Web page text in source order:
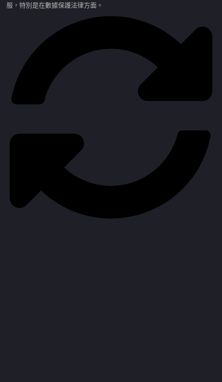
服，特別是在數據保護法律方面。